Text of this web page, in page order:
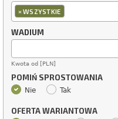
×WSZYSTKIE
WADIUM
Kwota od [PLN]
POMIŃ SPROSTOWANIA
Nie Tak
OFERTA WARIANTOWA